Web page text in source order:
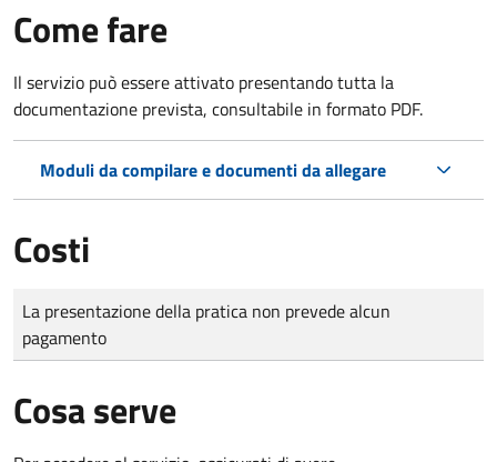
Come fare
Il servizio può essere attivato presentando tutta la
documentazione prevista, consultabile in formato PDF.
Moduli da compilare e documenti da allegare
Costi
Tipo di pagamento
Importo
La presentazione della pratica non prevede alcun
pagamento
Cosa serve